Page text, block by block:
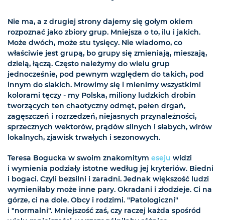
Nie ma, a z drugiej strony dajemy się gołym okiem
rozpoznać jako zbiory grup. Mniejsza o to, ilu i jakich.
Może dwóch, może stu tysięcy. Nie wiadomo, co
właściwie jest grupą, bo grupy się zmieniają, mieszają,
dzielą, łączą. Często należymy do wielu grup
jednocześnie, pod pewnym względem do takich, pod
innym do siakich. Mrowimy się i mienimy wszystkimi
kolorami tęczy - my Polska, miliony ludzkich drobin
tworzących ten chaotyczny odmęt, pełen drgań,
zagęszczeń i rozrzedzeń, niejasnych przynależności,
sprzecznych wektorów, prądów silnych i słabych, wirów
lokalnych, zjawisk trwałych i sezonowych.
Teresa Bogucka w swoim znakomitym eseju widzi
i wymienia podziały istotne według jej kryteriów. Biedni
i bogaci. Czyli bezsilni i zaradni. Jednak większość ludzi
wymieniłaby może inne pary. Okradani i złodzieje. Ci na
górze, ci na dole. Obcy i rodzimi. "Patologiczni"
i "normalni". Mniejszość zaś, czy raczej każda spośród